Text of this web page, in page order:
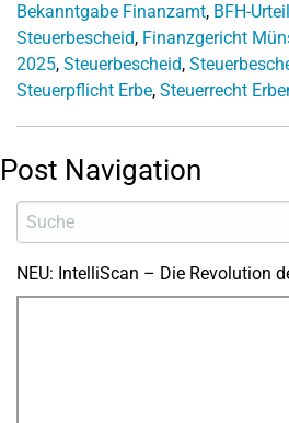
Bekanntgabe Finanzamt, BFH-Urteil
Steuerbescheid, Finanzgericht
2025, Steuerbescheid,
Steuerpflicht Erbe, Steuerrecht
Post Navigation
NEU: IntelliScan – Die Revolution